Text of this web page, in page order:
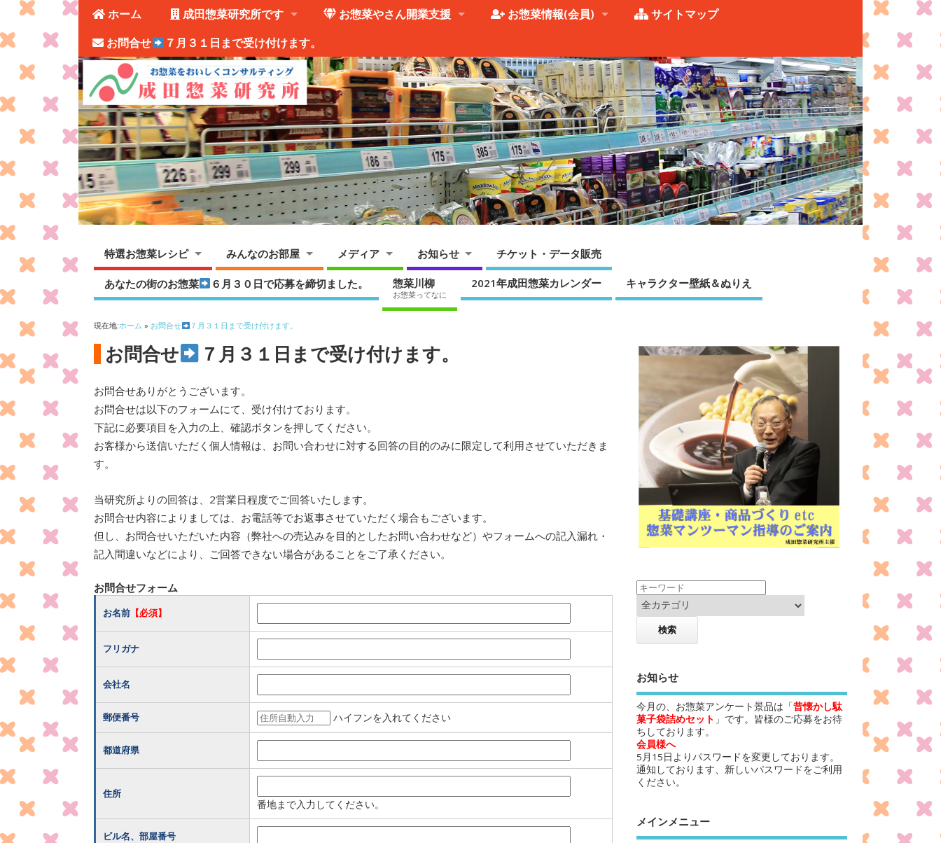
ホーム 成田惣菜研究所です お惣菜やさん開業支援 お惣菜情報(会員)
サイトマップ
お問合せ
７月３１日まで受け付けます。
特選お惣菜レシピ みんなのお部屋 メディア お知らせ チケット・データ販売
あなたの街のお惣菜 ６月３０日で応募を締切ました。 惣菜川柳
お惣菜ってなに
2021年成田惣菜カレンダー キャラクター壁紙＆ぬりえ
現在地:ホーム » お問合せ ７月３１日まで受け付けます。
お問合せ ７月３１日まで受け付けます。
お問合せありがとうございます。
お問合せは以下のフォームにて、受け付けております。
下記に必要項目を入力の上、確認ボタンを押してください。
お客様から送信いただく個人情報は、お問い合わせに対する回答の目的のみに限定して利用させていただきま
す。
当研究所よりの回答は、2営業日程度でご回答いたします。
お問合せ内容によりましては、お電話等でお返事させていただく場合もございます。
但し、お問合せいただいた内容（弊社への売込みを目的としたお問い合わせなど）やフォームへの記入漏れ・
記入間違いなどにより、ご回答できない場合があることをご了承ください。
お問合せフォーム
お名前 【必須】
フリガナ
会社名
郵便番号 ハイフンを入れてください
都道府県
住所
番地まで入力してください。
ビル名、部屋番号
お知らせ
今月の、お惣菜アンケート景品は「昔懐かし駄
菓子袋詰めセット 」です。皆様のご応募をお待
ちしております。
会員様へ
5月15日よりパスワードを変更しております。
通知しております、新しいパスワードをご利用
ください。
メインメニュー